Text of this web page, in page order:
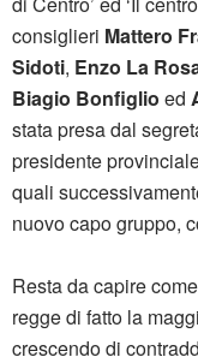
consiglieri Mattero
Sidoti, Enzo La
Biagio Bonfiglio ed
stata presa dal
presidente
quali
nuovo capo gruppo,
Resta da capire
regge di fatto la
crescendo di